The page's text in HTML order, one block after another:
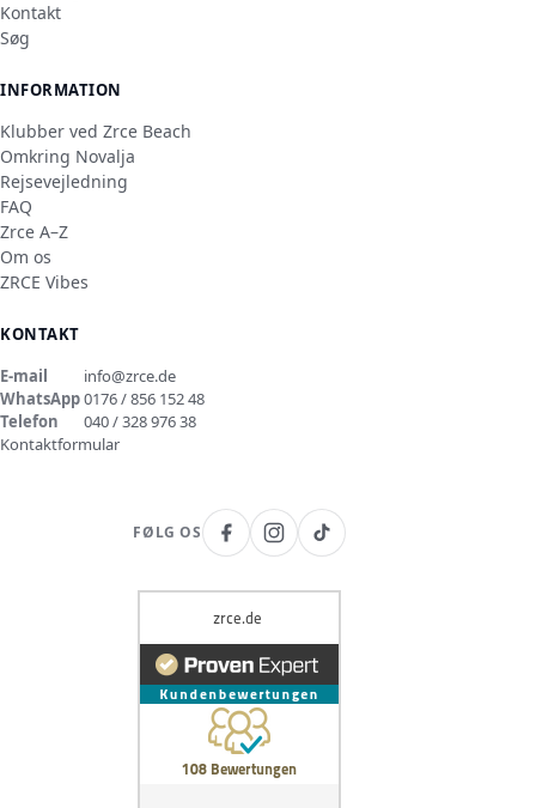
Kontakt
Søg
INFORMATION
Klubber ved Zrce Beach
Omkring Novalja
Rejsevejledning
FAQ
Zrce A–Z
Om os
ZRCE Vibes
KONTAKT
E-mail
info@zrce.de
WhatsApp0176 / 856 152 48
Telefon
040 / 328 976 38
Kontaktformular
FØLG OS